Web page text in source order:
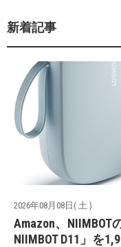
新着記事
2026年08月08日( 土 )
Amazon、
NIIMBOT D11」を